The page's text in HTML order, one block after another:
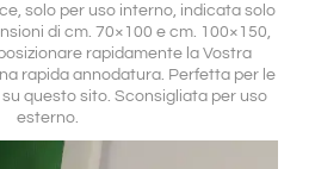
solo per uso interno, indicata solo
di cm. 70×100 e cm. 100×150,
rapidamente la Vostra
rapida annodatura. Perfetta per le
questo sito. Sconsigliata per uso
esterno.